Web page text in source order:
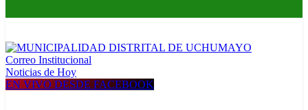
MUNICIPALIDAD DISTRITAL DE UCHUMAYO
Construyendo una nueva Historia
Correo Institucional
Noticias de Hoy
EN VIVO DESDE FACEBOOK